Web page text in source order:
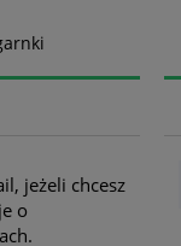
jeżeli chcesz
o